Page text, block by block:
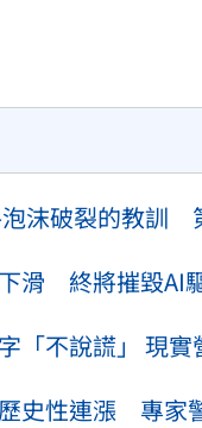
沫破裂的教訓
滑 終將摧毀AI
「不說謊」 現
史性連漲 專家